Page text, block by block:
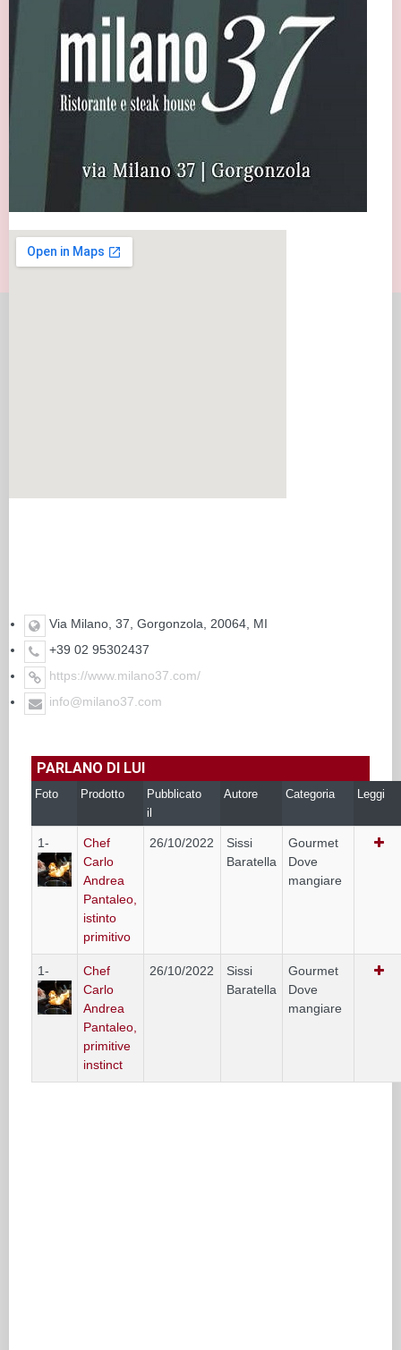
Via Milano, 37, Gorgonzola, 20064, MI
+39 02 95302437
https://www.milano37.com/
info@milano37.com
PARLANO DI LUI
Foto Prodotto
Pubblicato
il
Autore Categoria Leggi
1-
Chef
Carlo
Andrea
Pantaleo,
istinto
primitivo
26/10/2022
Sissi
Baratella
Gourmet
Dove
mangiare
1-
Chef
Carlo
Andrea
Pantaleo,
primitive
instinct
26/10/2022
Sissi
Baratella
Gourmet
Dove
mangiare